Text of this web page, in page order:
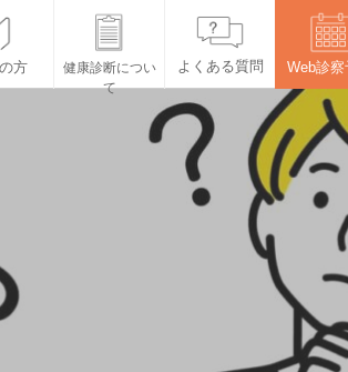
方
健康診断につい
て
よくある質問 Web診察